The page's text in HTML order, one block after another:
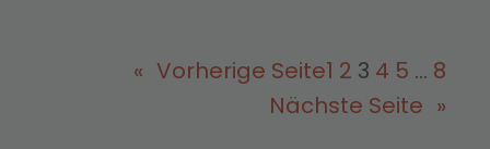
« Vorherige Seite1 2 3 4 5 … 8
Nächste Seite »